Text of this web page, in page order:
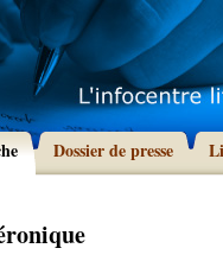
Dossier de presse